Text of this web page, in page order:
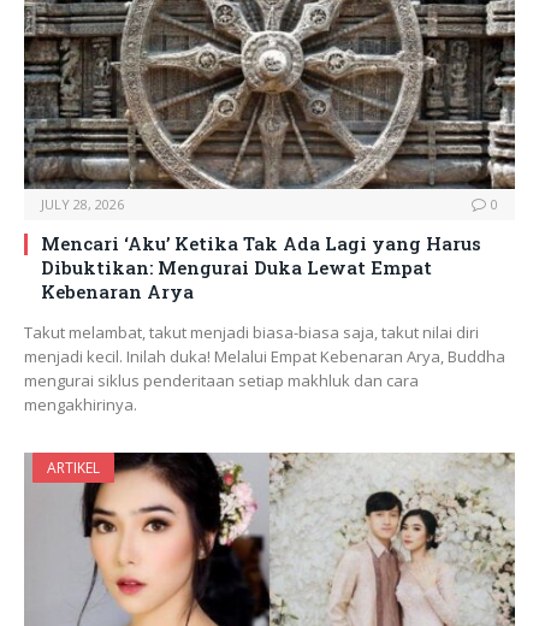
JULY 28, 2026 0
Mencari ‘Aku’ Ketika Tak Ada Lagi yang Harus
Dibuktikan: Mengurai Duka Lewat Empat
Kebenaran Arya
Takut melambat, takut menjadi biasa-biasa saja, takut nilai diri
menjadi kecil. Inilah duka! Melalui Empat Kebenaran Arya, Buddha
mengurai siklus penderitaan setiap makhluk dan cara
mengakhirinya.
ARTIKEL